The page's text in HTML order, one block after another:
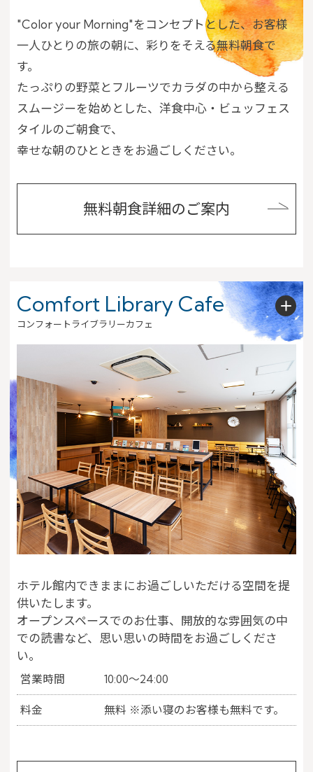
"Color your Morning"をコンセプトとした、お客様
一人ひとりの旅の朝に、彩りをそえる無料朝食で
す。
たっぷりの野菜とフルーツでカラダの中から整える
スムージーを始めとした、洋食中心・ビュッフェス
タイルのご朝食で、
幸せな朝のひとときをお過ごしください。
無料朝食詳細のご案内
Comfort Library Cafe
コンフォートライブラリーカフェ
ホテル館内できままにお過ごしいただける空間を提
供いたします。
オープンスペースでのお仕事、開放的な雰囲気の中
での読書など、思い思いの時間をお過ごしくださ
い。
営業時間 10:00～24:00
料金 無料 ※添い寝のお客様も無料です。